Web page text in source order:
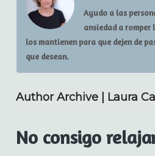
Ayudo a las
ansiedad a romper
los mantienen para que dejen de
que desean.
Author Archive | Laura
No consigo